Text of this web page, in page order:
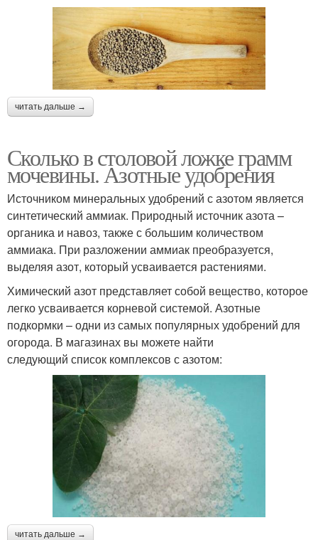
читать дальше →
Сколько в столовой ложке грамм
мочевины. Азотные удобрения
Источником минеральных удобрений с азотом является
синтетический аммиак. Природный источник азота –
органика и навоз, также с большим количеством
аммиака. При разложении аммиак преобразуется,
выделяя азот, который усваивается растениями.
Химический азот представляет собой вещество, которое
легко усваивается корневой системой. Азотные
подкормки – одни из самых популярных удобрений для
огорода. В магазинах вы можете найти
следующий список комплексов с азотом:
читать дальше →